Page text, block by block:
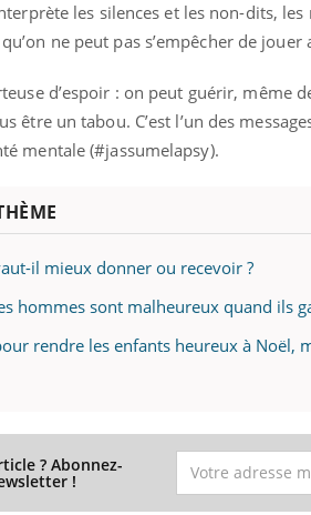
les silences et les non-dits,
ne peut pas s’empêcher de
d’espoir : on peut guérir, même
être un tabou. C’est l’un des
mentale (#jassumelapsy).
il mieux donner ou recevoir ?
hommes sont malheureux quand ils
rendre les enfants heureux à
? Abonnez-
!